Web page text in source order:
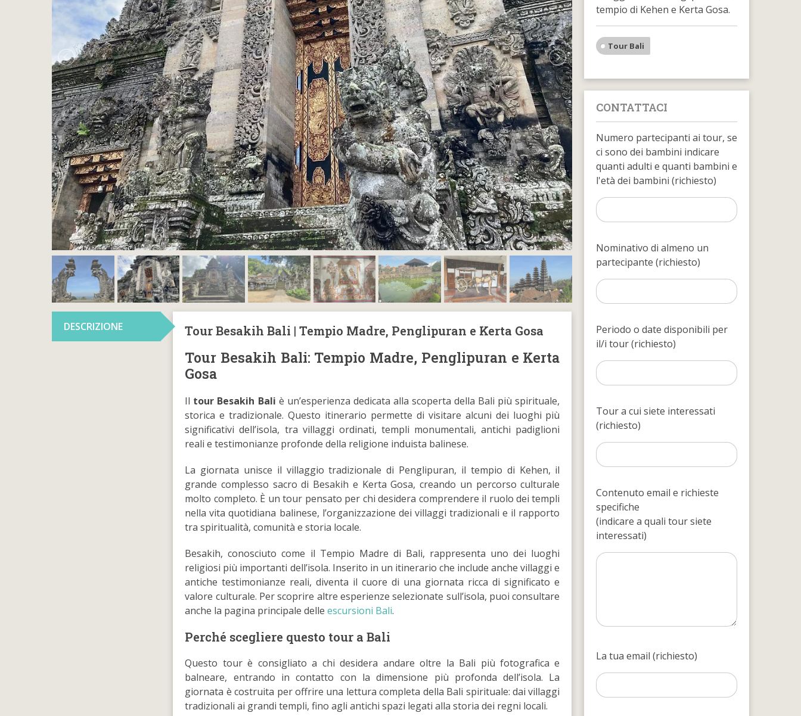
DESCRIZIONE Tour Besakih Bali | Tempio Madre, Penglipuran e Kerta Gosa
Tour Besakih Bali: Tempio Madre, Penglipuran e Kerta
Gosa
Il tour Besakih Bali è un’esperienza dedicata alla scoperta della Bali più spirituale,
storica e tradizionale. Questo itinerario permette di visitare alcuni dei luoghi più
significativi dell’isola, tra villaggi ordinati, templi monumentali, antichi padiglioni
reali e testimonianze profonde della religione induista balinese.
La giornata unisce il villaggio tradizionale di Penglipuran, il tempio di Kehen, il
grande complesso sacro di Besakih e Kerta Gosa, creando un percorso culturale
molto completo. È un tour pensato per chi desidera comprendere il ruolo dei templi
nella vita quotidiana balinese, l’organizzazione dei villaggi tradizionali e il rapporto
tra spiritualità, comunità e storia locale.
Besakih, conosciuto come il Tempio Madre di Bali, rappresenta uno dei luoghi
religiosi più importanti dell’isola. Inserito in un itinerario che include anche villaggi e
antiche testimonianze reali, diventa il cuore di una giornata ricca di significato e
valore culturale. Per scoprire altre esperienze selezionate sull’isola, puoi consultare
anche la pagina principale delleescursioni Bali.
Perché scegliere questo tour a Bali
Questo tour è consigliato a chi desidera andare oltre la Bali più fotografica e
balneare, entrando in contatto con la dimensione più profonda dell’isola. La
giornata è costruita per offrire una lettura completa della Bali spirituale: dai villaggi
tradizionali ai grandi templi, fino agli antichi spazi legati alla storia dei regni locali.
tempio di Kehen e Kerta Gosa.
Tour Bali
CONTATTACI
Numero partecipanti ai tour, se
ci sono dei bambini indicare
quanti adulti e quanti bambini e
l'età dei bambini (richiesto)
Nominativo di almeno un
partecipante (richiesto)
Periodo o date disponibili per
il/i tour (richiesto)
Tour a cui siete interessati
(richiesto)
Contenuto email e richieste
specifiche
(indicare a quali tour siete
interessati)
La tua email (richiesto)